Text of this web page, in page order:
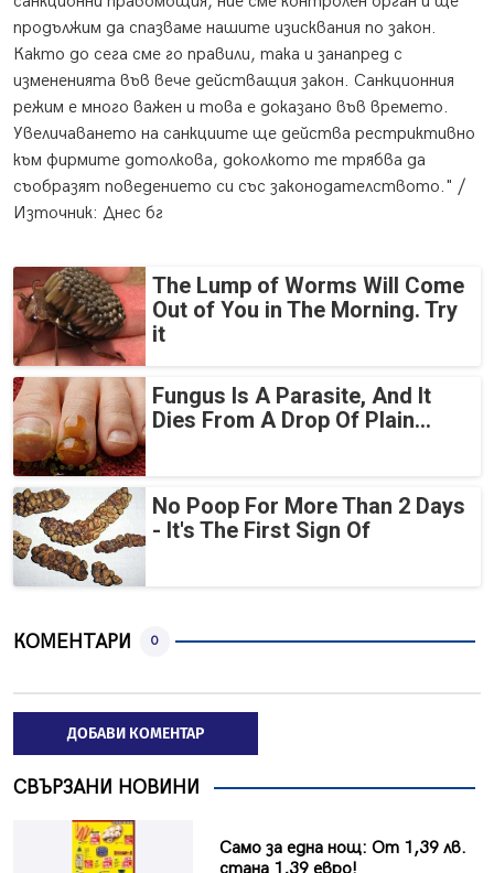
продължим да спазваме нашите изисквания по закон.
Както до сега сме го правили, така и занапред с
измененията във вече действащия закон. Санкционния
режим е много важен и това е доказано във времето.
Увеличаването на санкциите ще действа рестриктивно
към фирмите дотолкова, доколкото те трябва да
съобразят поведението си със законодателството." /
Източник: Днес бг
The Lump of Worms Will Come
Out of You in The Morning. Try
it
Fungus Is A Parasite, And It
Dies From A Drop Of Plain...
No Poop For More Than 2 Days
- It's The First Sign Of
КОМЕНТАРИ 0
ДОБАВИ КОМЕНТАР
СВЪРЗАНИ НОВИНИ
Само за една нощ: От 1,39 лв.